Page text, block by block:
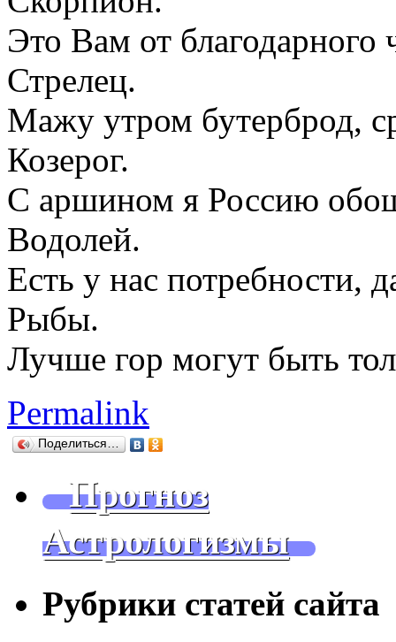
Это Вам от благодарного
Стрелец.
Мажу утром бутерброд,
Козерог.
С аршином я Россию
Водолей.
Есть у нас потребности,
Рыбы.
Лучше гор могут быть
Permalink
Поделиться…
Прогноз
Астрологизмы
Рубрики статей сайта